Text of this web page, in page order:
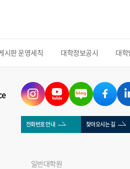
시판 운영세칙 대학정보공시 대
전화번호 안내 찾아오시는 길
일반대학원